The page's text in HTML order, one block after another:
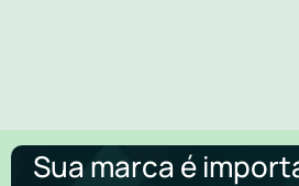
Sua marca é